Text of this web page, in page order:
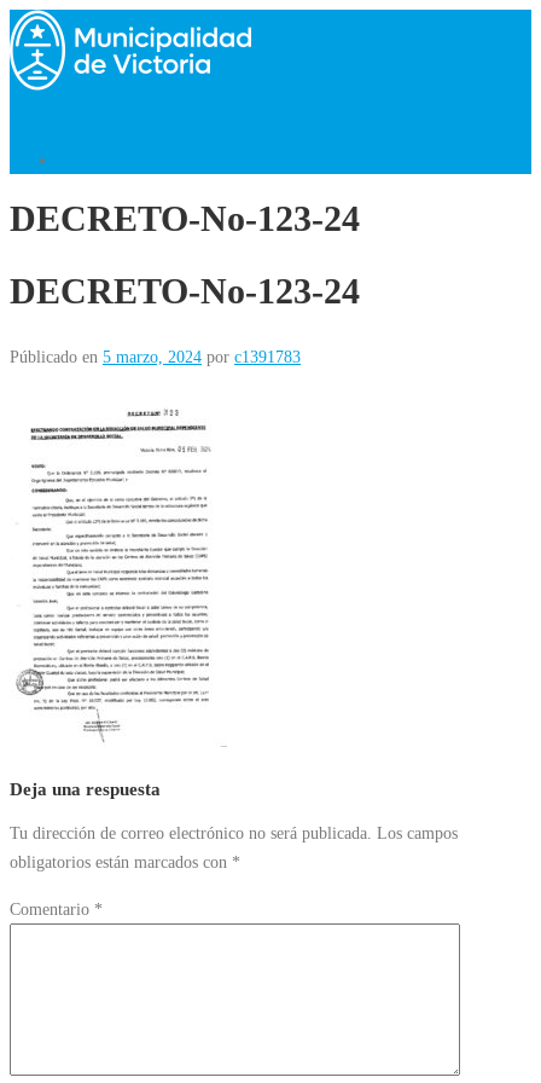
Saltar
al
contenido
DECRETO-No-123-24
DECRETO-No-123-24
Públicado en 5 marzo, 2024 por c1391783
Deja una respuesta
Tu dirección de correo electrónico no será publicada. Los campos
obligatorios están marcados con *
Comentario *